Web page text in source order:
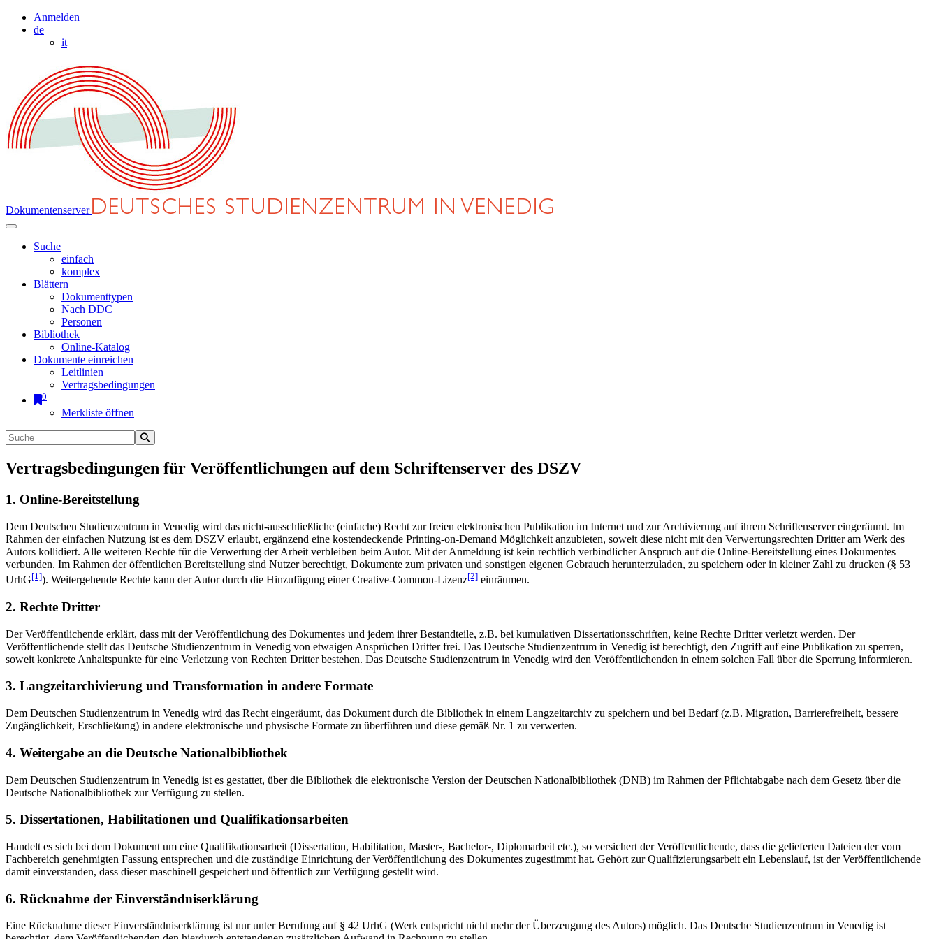
Anmelden
de
it
Dokumentenserver
Suche
einfach
komplex
Blättern
Dokumenttypen
Nach DDC
Personen
Bibliothek
Online-Katalog
Dokumente einreichen
Leitlinien
Vertragsbedingungen
0
Merkliste öffnen
Vertragsbedingungen für Veröffentlichungen auf dem Schriftenserver des DSZV
1. Online-Bereitstellung
Dem Deutschen Studienzentrum in Venedig wird das nicht-ausschließliche (einfache) Recht zur freien elektronischen Publikation im Internet und zur Archivierung auf ihrem Schriftenserver eingeräumt. Im
Rahmen der einfachen Nutzung ist es dem DSZV erlaubt, ergänzend eine kostendeckende Printing-on-Demand Möglichkeit anzubieten, soweit diese nicht mit den Verwertungsrechten Dritter am Werk des
Autors kollidiert. Alle weiteren Rechte für die Verwertung der Arbeit verbleiben beim Autor. Mit der Anmeldung ist kein rechtlich verbindlicher Anspruch auf die Online-Bereitstellung eines Dokumentes
verbunden. Im Rahmen der öffentlichen Bereitstellung sind Nutzer berechtigt, Dokumente zum privaten und sonstigen eigenen Gebrauch herunterzuladen, zu speichern oder in kleiner Zahl zu drucken (§ 53
UrhG[1]). Weitergehende Rechte kann der Autor durch die Hinzufügung einer Creative-Common-Lizenz[2] einräumen.
2. Rechte Dritter
Der Veröffentlichende erklärt, dass mit der Veröffentlichung des Dokumentes und jedem ihrer Bestandteile, z.B. bei kumulativen Dissertationsschriften, keine Rechte Dritter verletzt werden. Der
Veröffentlichende stellt das Deutsche Studienzentrum in Venedig von etwaigen Ansprüchen Dritter frei. Das Deutsche Studienzentrum in Venedig ist berechtigt, den Zugriff auf eine Publikation zu sperren,
soweit konkrete Anhaltspunkte für eine Verletzung von Rechten Dritter bestehen. Das Deutsche Studienzentrum in Venedig wird den Veröffentlichenden in einem solchen Fall über die Sperrung informieren.
3. Langzeitarchivierung und Transformation in andere Formate
Dem Deutschen Studienzentrum in Venedig wird das Recht eingeräumt, das Dokument durch die Bibliothek in einem Langzeitarchiv zu speichern und bei Bedarf (z.B. Migration, Barrierefreiheit, bessere
Zugänglichkeit, Erschließung) in andere elektronische und physische Formate zu überführen und diese gemäß Nr. 1 zu verwerten.
4. Weitergabe an die Deutsche Nationalbibliothek
Dem Deutschen Studienzentrum in Venedig ist es gestattet, über die Bibliothek die elektronische Version der Deutschen Nationalbibliothek (DNB) im Rahmen der Pflichtabgabe nach dem Gesetz über die
Deutsche Nationalbibliothek zur Verfügung zu stellen.
5. Dissertationen, Habilitationen und Qualifikationsarbeiten
Handelt es sich bei dem Dokument um eine Qualifikationsarbeit (Dissertation, Habilitation, Master-, Bachelor-, Diplomarbeit etc.), so versichert der Veröffentlichende, dass die gelieferten Dateien der vom
Fachbereich genehmigten Fassung entsprechen und die zuständige Einrichtung der Veröffentlichung des Dokumentes zugestimmt hat. Gehört zur Qualifizierungsarbeit ein Lebenslauf, ist der Veröffentlichende
damit einverstanden, dass dieser maschinell gespeichert und öffentlich zur Verfügung gestellt wird.
6. Rücknahme der Einverständniserklärung
Eine Rücknahme dieser Einverständniserklärung ist nur unter Berufung auf § 42 UrhG (Werk entspricht nicht mehr der Überzeugung des Autors) möglich. Das Deutsche Studienzentrum in Venedig ist